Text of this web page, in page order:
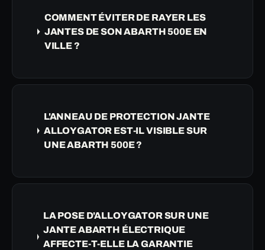
COMMENT ÉVITER DE RAYER LES
JANTES DE SON ABARTH 500E EN
VILLE ?
L'ANNEAU DE PROTECTION JANTE
ALLOYGATOR EST-IL VISIBLE SUR
UNE ABARTH 500E ?
LA POSE D'ALLOYGATOR SUR UNE
JANTE ABARTH ÉLECTRIQUE
AFFECTE-T-ELLE LA GARANTIE